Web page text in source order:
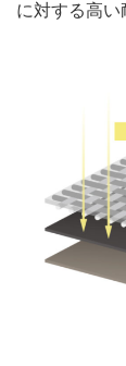
に対する高い